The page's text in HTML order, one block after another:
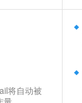
将自动被